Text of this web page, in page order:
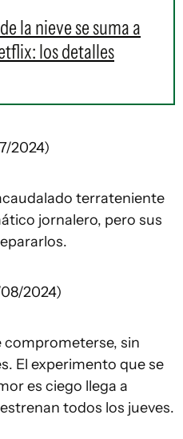
la nieve se suma a
los detalles
2024)
terrateniente
jornalero, pero sus
2024)
comprometerse, sin
El experimento que se
es ciego llega a
todos los jueves.